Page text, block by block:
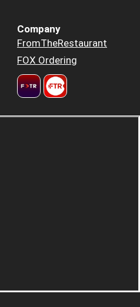
Company
FromTheRestaurant
FOX Ordering